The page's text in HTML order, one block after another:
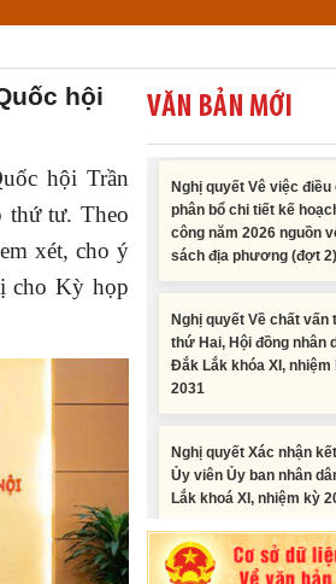
hội
hội Trần
thứ tư. Theo
xét, cho ý
cho Kỳ họp
VĂN BẢN MỚI
hoạch vốn đầu tư phát
Nghị quyết Vê việc điều
công năm 2026 nguồn
sách địa phương (đợt 2)
Đắk Lắk khóa XI, nhiệm
2031
Lắk khoá XI, nhiệm kỳ
bố trí nguồn vốn đối
địa phương để thực
Tiểu phẩm audio spot